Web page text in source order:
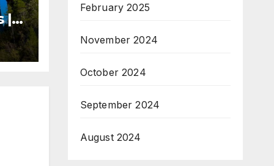
|
February 2025
November 2024
October 2024
September 2024
August 2024